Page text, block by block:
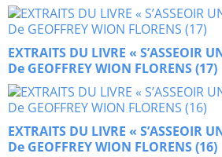
EXTRAITS DU LIVRE « S’ASSEOIR
De GEOFFREY WION FLORENS (17)
EXTRAITS DU LIVRE « S’ASSEOIR
De GEOFFREY WION FLORENS (16)